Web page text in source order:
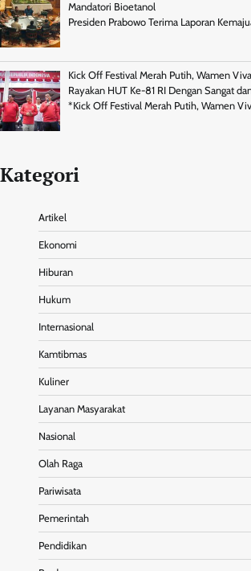
Mandatori Bioetanol
Presiden Prabowo Terima Laporan
Kick Off Festival Merah Putih, Wamen
Rayakan HUT Ke-81 RI Dengan Sangat
*Kick Off Festival Merah Putih, Wamen
Kategori
Artikel
Ekonomi
Hiburan
Hukum
Internasional
Kamtibmas
Kuliner
Layanan Masyarakat
Nasional
Olah Raga
Pariwisata
Pemerintah
Pendidikan